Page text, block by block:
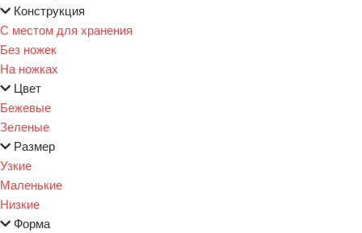
Конструкция
С местом для хранения
Без ножек
На ножках
Цвет
Бежевые
Зеленые
Размер
Узкие
Маленькие
Низкие
Форма